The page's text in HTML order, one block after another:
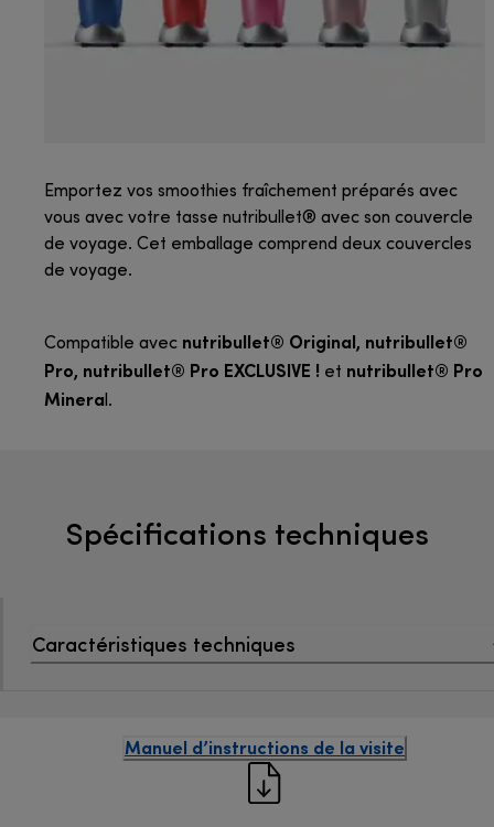
Emportez vos smoothies fraîchement préparés avec
vous avec votre tasse nutribullet® avec son couvercle
de voyage. Cet emballage comprend deux couvercles
de voyage.
Compatible avec nutribullet® Original, nutribullet®
Pro, nutribullet® Pro EXCLUSIVE ! et nutribullet® Pro
Minera l.
Spécifications techniques
Caractéristiques techniques
Manuel d’instructions de la visite